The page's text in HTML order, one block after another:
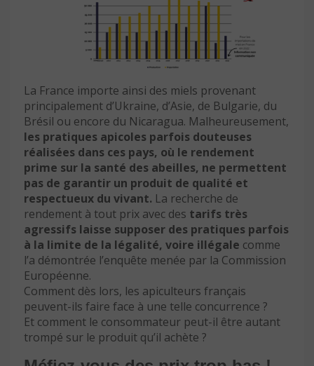
La France importe ainsi des miels provenant
principalement d’Ukraine, d’Asie, de Bulgarie, du
Brésil ou encore du Nicaragua. Malheureusement,
les pratiques apicoles parfois douteuses
réalisées dans ces pays, où le rendement
prime sur la santé des abeilles, ne permettent
pas de garantir un produit de qualité et
respectueux du vivant. La recherche de
rendement à tout prix avec des tarifs très
agressifs laisse supposer des pratiques parfois
à la limite de la légalité, voire illégale comme
l’a démontrée l’enquête menée par la Commission
Européenne.
Comment dès lors, les apiculteurs français
peuvent-ils faire face à une telle concurrence ?
Et comment le consommateur peut-il être autant
trompé sur le produit qu’il achète ?